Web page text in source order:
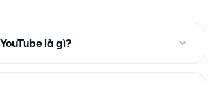
là gì?